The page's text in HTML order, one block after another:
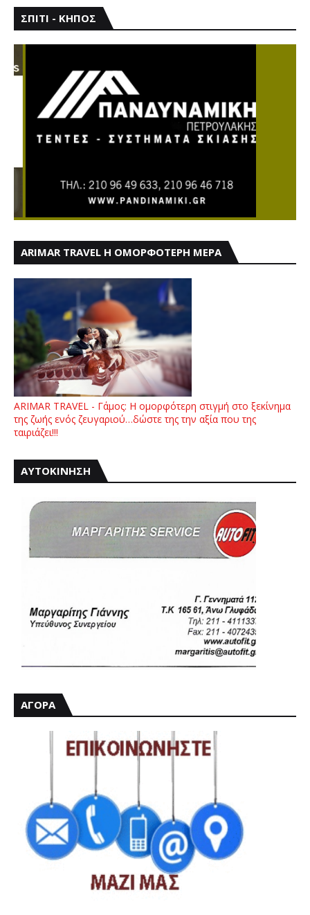
ΣΠΙΤΙ - ΚΗΠΟΣ
ARIMAR TRAVEL Η ΟΜΟΡΦΟΤΕΡΗ ΜΕΡΑ
ARIMAR TRAVEL - Γάμος: Η ομορφότερη στιγμή στο ξεκίνημα
της ζωής ενός ζευγαριού…δώστε της την αξία που της
ταιριάζει!!!
ΑΥΤΟΚΙΝΗΣΗ
ΑΓΟΡΑ